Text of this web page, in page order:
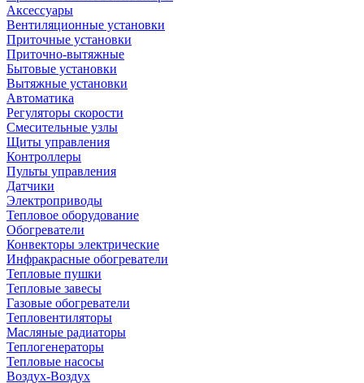
Аксессуары
Вентиляционные установки
Приточные установки
Приточно-вытяжные
Бытовые установки
Вытяжные установки
Автоматика
Регуляторы скорости
Смесительные узлы
Щиты управления
Контроллеры
Пульты управления
Датчики
Электроприводы
Тепловое оборудование
Обогреватели
Конвекторы электрические
Инфракрасные обогреватели
Тепловые пушки
Тепловые завесы
Газовые обогреватели
Тепловентиляторы
Масляные радиаторы
Теплогенераторы
Тепловые насосы
Воздух-Воздух